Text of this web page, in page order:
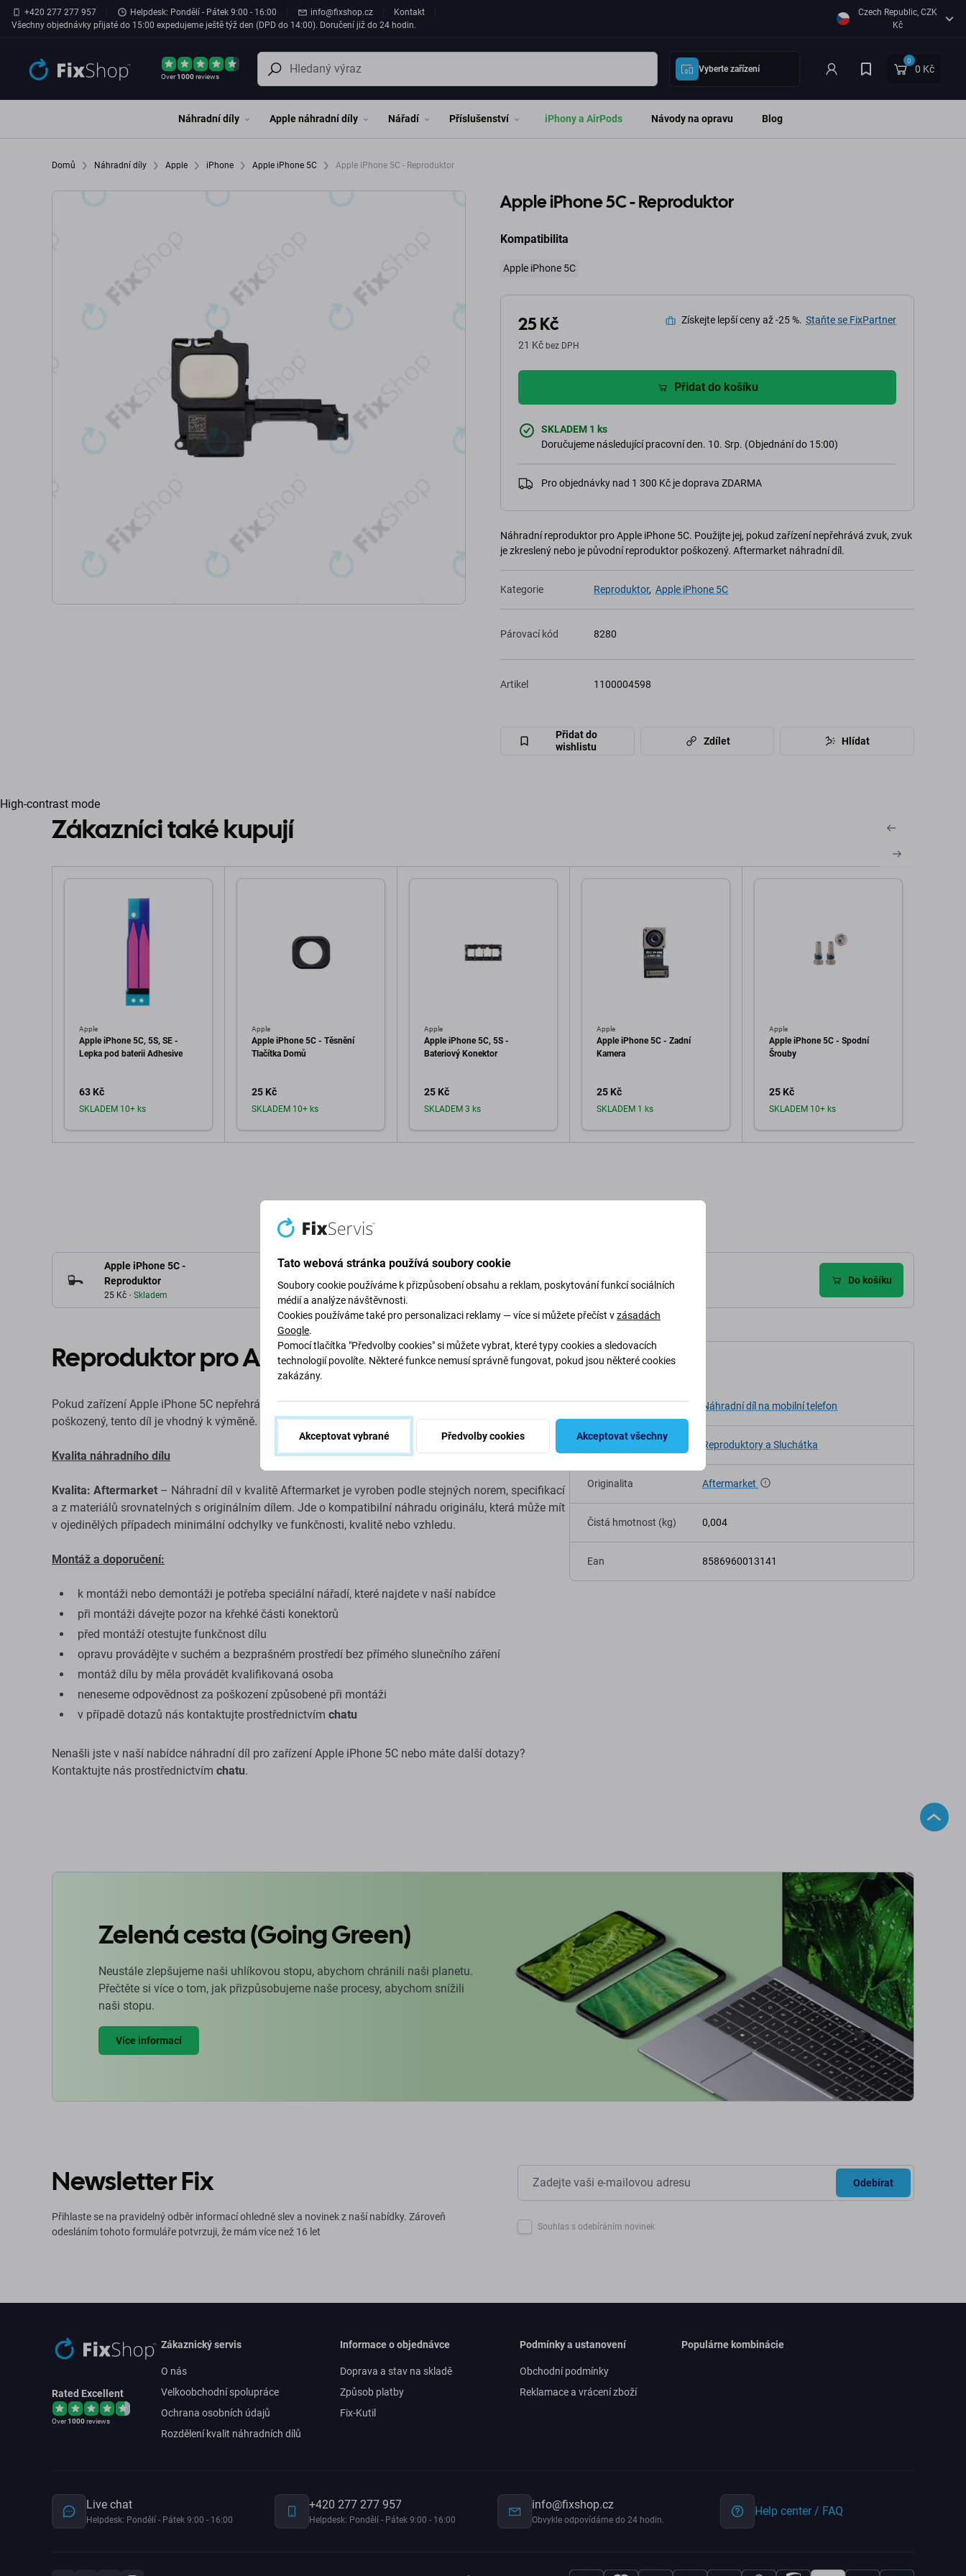
Přeskočit na hlavní obsah
+420 277 277 957 Helpdesk: Pondělí - Pátek 9:00 - 16:00 info@fixshop.cz
Kontakt
Všechny objednávky přijaté do 15:00 expedujeme ještě týž den (DPD do 14:00). Doručení již do 24 hodin.
Czech Republic, CZK
Kč
Over1000reviews
Vyberte zařízení
0
0 Kč
Náhradní díly Apple náhradní díly Nářadí Příslušenství iPhony a AirPods Návody na opravu Blog
Domů Náhradní díly Apple iPhone Apple iPhone 5C Apple iPhone 5C - Reproduktor
Apple iPhone 5C - Reproduktor
Kompatibilita
Apple iPhone 5C
25 Kč
21 Kč bez DPH
Získejte lepší ceny až -25 %. Staňte se FixPartner
Přidat do košíku
SKLADEM 1 ks
Doručujeme následující pracovní den. 10. Srp. (Objednání do 15:00)
Pro objednávky nad 1 300 Kč je doprava ZDARMA
Náhradní reproduktor pro Apple iPhone 5C. Použijte jej, pokud zařízení nepřehrává zvuk, zvuk
je zkreslený nebo je původní reproduktor poškozený. Aftermarket náhradní díl.
Kategorie Reproduktor, Apple iPhone 5C
Párovací kód 8280
Artikel 1100004598
Přidat do
wishlistu
Zdílet Hlídat
High-contrast mode
Zákazníci také kupují
Apple
Apple iPhone 5C, 5S, SE -
Lepka pod baterii Adhesive
63 Kč
SKLADEM 10+ ks
Apple
Apple iPhone 5C - Těsnění
Tlačítka Domů
25 Kč
SKLADEM 10+ ks
Apple
Apple iPhone 5C, 5S -
Bateriový Konektor
25 Kč
SKLADEM 3 ks
Apple
Apple iPhone 5C - Zadní
Kamera
25 Kč
SKLADEM 1 ks
Apple
Apple iPhone 5C - Spodní
Šrouby
25 Kč
SKLADEM 10+ ks
Apple iPhone 5C -
Reproduktor
25 Kč Skladem
Popis a specifikace Kvalita Doprava a vrácení Do košíku
Reproduktor pro Apple iPhone 5C
Pokud zařízení Apple iPhone 5C nepřehrává zvuk, zvuk je zkreslený nebo je původní reproduktor
poškozený, tento díl je vhodný k výměně.
Kvalita náhradního dílu
Kvalita: Aftermarket – Náhradní díl v kvalitě Aftermarket je vyroben podle stejných norem, specifikací
a z materiálů srovnatelných s originálním dílem. Jde o kompatibilní náhradu originálu, která může mít
v ojedinělých případech minimální odchylky ve funkčnosti, kvalitě nebo vzhledu.
Montáž a doporučení:
k montáži nebo demontáži je potřeba speciální nářadí, které najdete v naší nabídce
při montáži dávejte pozor na křehké části konektorů
před montáží otestujte funkčnost dílu
opravu provádějte v suchém a bezprašném prostředí bez přímého slunečního záření
montáž dílu by měla provádět kvalifikovaná osoba
neneseme odpovědnost za poškození způsobené při montáži
v případě dotazů nás kontaktujte prostřednictvím chatu
Nenašli jste v naší nabídce náhradní díl pro zařízení Apple iPhone 5C nebo máte další dotazy?
Kontaktujte nás prostřednictvím chatu.
Specifikace
Náhradní díl na mobilní telefon
Kategorie Reproduktory a Sluchátka
Originalita Aftermarket
Čistá hmotnost (kg) 0,004
Ean 8586960013141
Zelená cesta (Going Green)
Neustále zlepšujeme naši uhlíkovou stopu, abychom chránili naši planetu.
Přečtěte si více o tom, jak přizpůsobujeme naše procesy, abychom snížili
naši stopu.
Více informací
Newsletter Fix
Přihlaste se na pravidelný odběr informací ohledně slev a novinek z naší nabídky. Zároveň
odesláním tohoto formuláře potvrzuji, že mám více než 16 let
Odebírat
Souhlas s odebíráním novinek
Rated Excellent
Over1000reviews
Zákaznický servis
O nás
Velkoobchodní spolupráce
Ochrana osobních údajů
Rozdělení kvalit náhradních dílů
Informace o objednávce
Doprava a stav na skladě
Způsob platby
Fix-Kutil
Podmínky a ustanovení
Obchodní podmínky
Reklamace a vrácení zboží
Populárne kombinácie
Live chat
Helpdesk: Pondělí - Pátek 9:00 - 16:00
+420 277 277 957
Helpdesk: Pondělí - Pátek 9:00 - 16:00
info@fixshop.cz
Obvykle odpovídáme do 24 hodin.
Help center / FAQ
Tato webová stránka používá soubory cookie
Soubory cookie používáme k přizpůsobení obsahu a reklam, poskytování funkcí sociálních
médií a analýze návštěvnosti.
Cookies používáme také pro personalizaci reklamy — více si můžete přečíst vzásadách
Google.
Pomocí tlačítka "Předvolby cookies" si můžete vybrat, které typy cookies a sledovacích
technologií povolíte. Některé funkce nemusí správně fungovat, pokud jsou některé cookies
zakázány.
Akceptovat vybrané Předvolby cookies Akceptovat všechny